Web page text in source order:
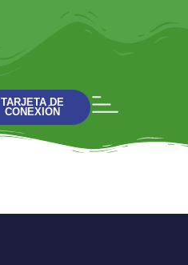
TARJETA DE
CONEXIÓN